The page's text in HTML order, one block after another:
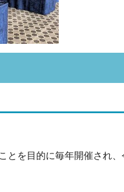
とを目的に毎年開催され